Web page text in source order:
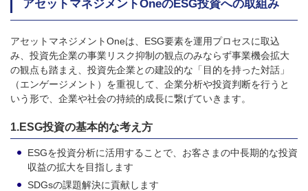
アセットマネジメントOneのESG投資への取組み
アセットマネジメントOneは、ESG要素を運用プロセスに取込
み、投資先企業の事業リスク抑制の観点のみならず事業機会拡大
の観点も踏まえ、投資先企業との建設的な「目的を持った対話」
（エンゲージメント）を重視して、企業分析や投資判断を行うと
いう形で、企業や社会の持続的成長に繋げていきます。
1.ESG投資の基本的な考え方
ESGを投資分析に活用することで、お客さまの中長期的な投資
収益の拡大を目指します
SDGsの課題解決に貢献します